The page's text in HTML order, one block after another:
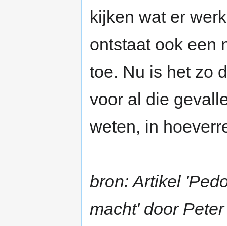
kijken wat er
ontstaat ook een
toe. Nu is het zo
voor al die
weten, in
bron: Artikel
macht' door